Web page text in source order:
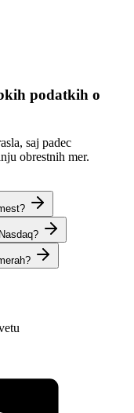
podatkih o
saj padec
obrestnih mer.